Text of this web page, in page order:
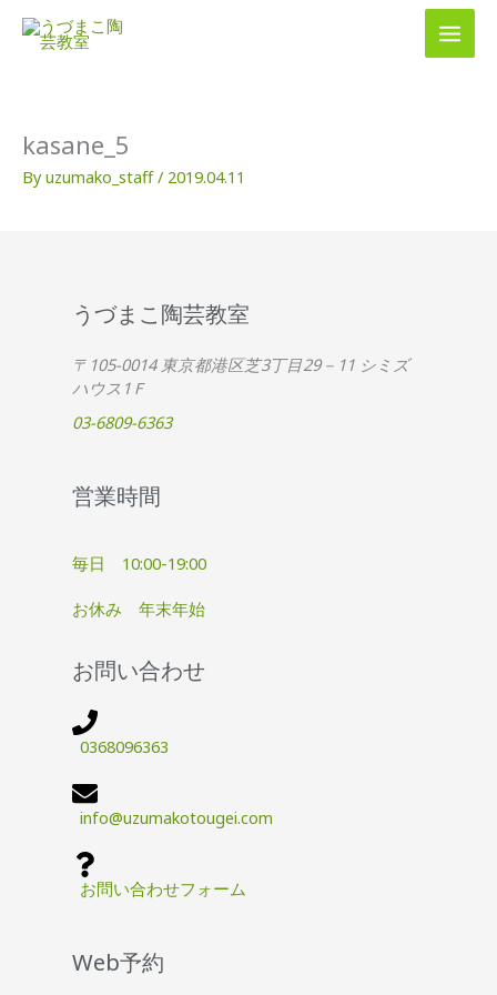
kasane_5
Byuzumako_staff/ 2019.04.11
うづまこ陶芸教室
〒105-0014 東京都港区芝3丁目29－11 シミズ
ハウス1Ｆ
03-6809-6363
営業時間
毎日 10:00-19:00
お休み 年末年始
お問い合わせ
0368096363
info@uzumakotougei.com
お問い合わせフォーム
Web予約